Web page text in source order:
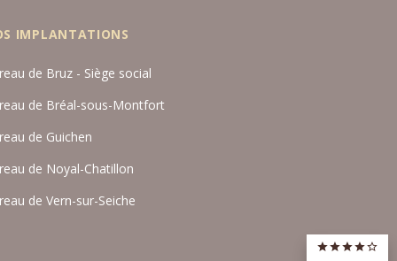
IMPLANTATIONS
de Bruz - Siège social
de Bréal-sous-Montfort
de Guichen
de Noyal-Chatillon
de Vern-sur-Seiche